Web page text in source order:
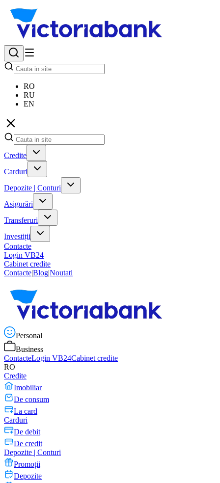
RO
RU
EN
Credite
Carduri
Depozite | Conturi
Asigurări
Transferuri
Investiții
Contacte
Login VB24
Cabinet credite
Contacte|Blog|Noutati
Personal
Business
ContacteLogin VB24Cabinet credite
RO
Credite
Imobiliar
De consum
La card
Carduri
De debit
De credit
Depozite | Conturi
Promoții
Depozite